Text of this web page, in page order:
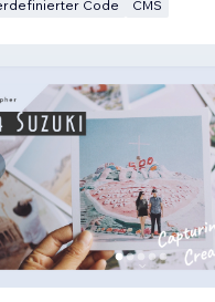
Code CMS